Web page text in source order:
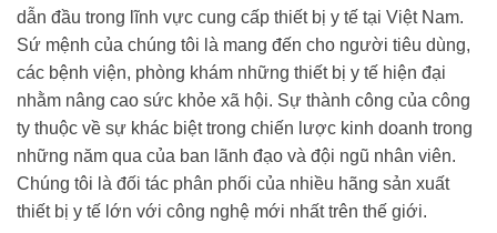
dẫn đầu trong lĩnh vực cung cấp thiết bị y tế tại Việt Nam.
Sứ mệnh của chúng tôi là mang đến cho người tiêu dùng,
các bệnh viện, phòng khám những thiết bị y tế hiện đại
nhằm nâng cao sức khỏe xã hội. Sự thành công của công
ty thuộc về sự khác biệt trong chiến lược kinh doanh trong
những năm qua của ban lãnh đạo và đội ngũ nhân viên.
Chúng tôi là đối tác phân phối của nhiều hãng sản xuất
thiết bị y tế lớn với công nghệ mới nhất trên thế giới.